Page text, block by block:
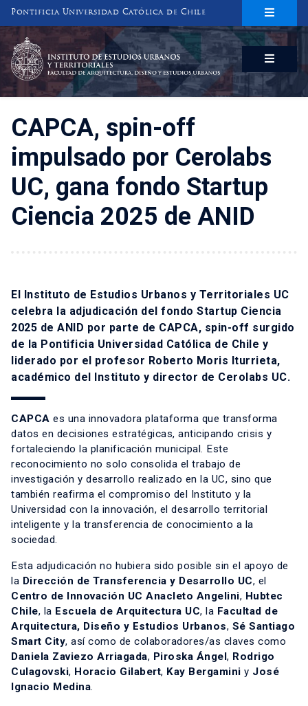
Pontificia Universidad Católica de Chile
INSTITUTO DE ESTUDIOS URBANOS
Y TERRITORIALES
FACULTAD DE ARQUITECTURA, DISEÑO Y ESTUDIOS URBANOS
CAPCA, spin-off
impulsado por Cerolabs
UC, gana fondo Startup
Ciencia 2025 de ANID
El Instituto de Estudios Urbanos y Territoriales UC
celebra la adjudicación del fondo Startup Ciencia
2025 de ANID por parte de CAPCA, spin-off surgido
de la Pontificia Universidad Católica de Chile y
liderado por el profesor Roberto Moris Iturrieta,
académico del Instituto y director de Cerolabs UC.
CAPCA es una innovadora plataforma que transforma
datos en decisiones estratégicas, anticipando crisis y
fortaleciendo la planificación municipal. Este
reconocimiento no solo consolida el trabajo de
investigación y desarrollo realizado en la UC, sino que
también reafirma el compromiso del Instituto y la
Universidad con la innovación, el desarrollo territorial
inteligente y la transferencia de conocimiento a la
sociedad.
Esta adjudicación no hubiera sido posible sin el apoyo de
la Dirección de Transferencia y Desarrollo UC, el
Centro de Innovación UC Anacleto Angelini, Hubtec
Chile, la Escuela de Arquitectura UC, la Facultad de
Arquitectura, Diseño y Estudios Urbanos, Sé Santiago
Smart City, así como de colaboradores/as claves como
Daniela Zaviezo Arriagada, Piroska Ángel, Rodrigo
Culagovski, Horacio Gilabert, Kay Bergamini y José
Ignacio Medina.